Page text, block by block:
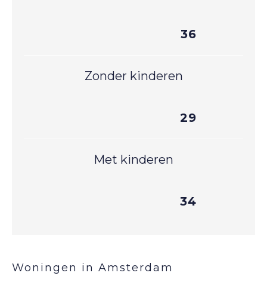
36
Zonder kinderen
29
Met kinderen
34
Woningen in Amsterdam